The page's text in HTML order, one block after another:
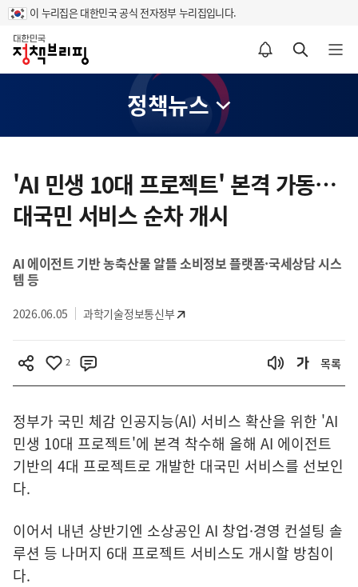
이 누리집은 대한민국 공식 전자정부 누리집입니다.
홈
알림설정 바로가기 검색 바로가기 메뉴 열기
정책뉴스
텐
영
'AI 민생 10대 프로젝트' 본격 가동…
대국민 서비스 순차 개시
AI 에이전트 기반 농축산물 알뜰 소비정보 플랫폼·국세상담 시스
템 등
2026.06.05 과학기술정보통신부
2 목록
정부가 국민 체감 인공지능(AI) 서비스 확산을 위한 'AI
민생 10대 프로젝트'에 본격 착수해 올해 AI 에이전트
기반의 4대 프로젝트로 개발한 대국민 서비스를 선보인
다.
이어서 내년 상반기엔 소상공인 AI 창업·경영 컨설팅 솔
루션 등 나머지 6대 프로젝트 서비스도 개시할 방침이
다.